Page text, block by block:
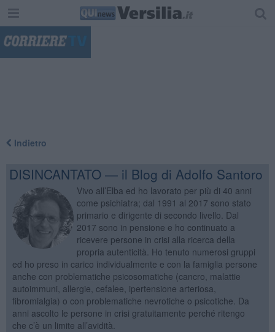
Indietro
DISINCANTATO — il Blog di Adolfo Santoro
Vivo all’Elba ed ho lavorato per più di 40 anni
come psichiatra; dal 1991 al 2017 sono stato
primario e dirigente di secondo livello. Dal
2017 sono in pensione e ho continuato a
ricevere persone in crisi alla ricerca della
propria autenticità. Ho tenuto numerosi gruppi
ed ho preso in carico individualmente e con la famiglia persone
anche con problematiche psicosomatiche (cancro, malattie
autoimmuni, allergie, cefalee, ipertensione arteriosa,
fibromialgia) o con problematiche nevrotiche o psicotiche. Da
anni ascolto le persone in crisi gratuitamente perché ritengo
che c’è un limite all’avidità.